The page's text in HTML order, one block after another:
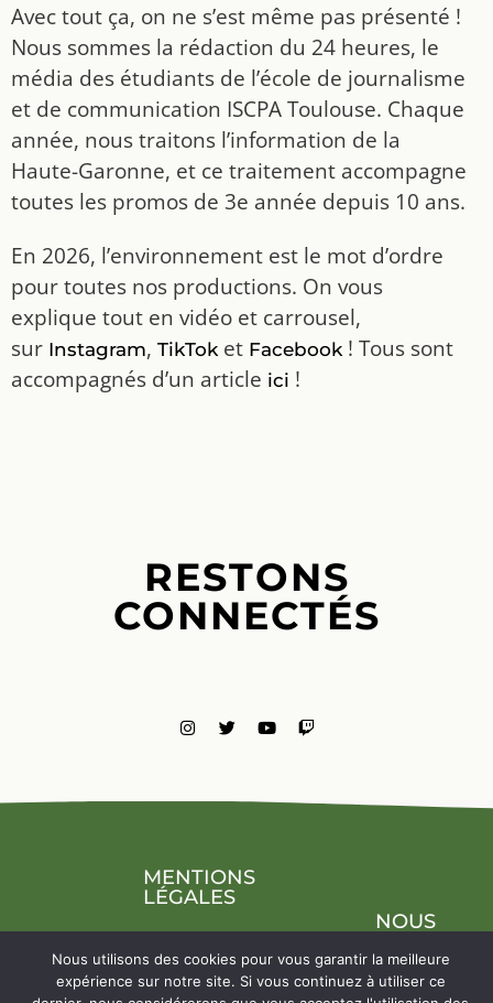
Avec tout ça, on ne s’est même pas présenté !
Nous sommes la rédaction du 24 heures, le
média des étudiants de l’école de journalisme
et de communication ISCPA Toulouse. Chaque
année, nous traitons l’information de la
Haute-Garonne, et ce traitement accompagne
toutes les promos de 3e année depuis 10 ans.
En 2026, l’environnement est le mot d’ordre
pour toutes nos productions. On vous
explique tout en vidéo et carrousel,
sur Instagram, TikToket Facebook! Tous sont
accompagnés d’un article ici !
RESTONS
CONNECTÉS
MENTIONS
LÉGALES
NOUS
Nous utilisons des cookies pour vous garantir la meilleure
expérience sur notre site. Si vous continuez à utiliser ce